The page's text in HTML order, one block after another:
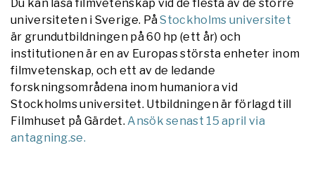
Du kan läsa filmvetenskap vid de flesta av de större
universiteten i Sverige. PåStockholms universitet
är grundutbildningen på 60 hp (ett år) och
institutionen är en av Europas största enheter inom
filmvetenskap, och ett av de ledande
forskningsområdena inom humaniora vid
Stockholms universitet. Utbildningen är förlagd till
Filmhuset på Gärdet.Ansök senast 15 april via
antagning.se.